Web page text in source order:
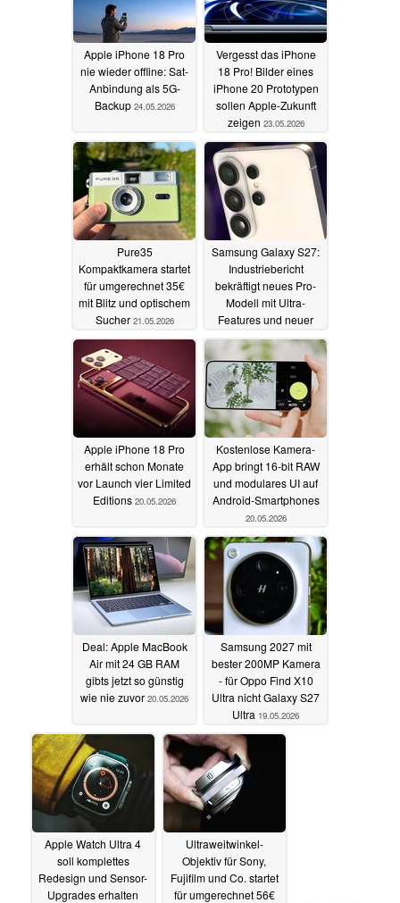
Apple iPhone 18 Pro
nie wieder offline: Sat-
Anbindung als 5G-
Backup 24.05.2026
Vergesst das iPhone
18 Pro! Bilder eines
iPhone 20 Prototypen
sollen Apple-Zukunft
zeigen 23.05.2026
Pure35
Kompaktkamera startet
für umgerechnet 35€
mit Blitz und optischem
Sucher 21.05.2026
Samsung Galaxy S27:
Industriebericht
bekräftigt neues Pro-
Modell mit Ultra-
Features und neuer
Größe21.05.2026
Apple iPhone 18 Pro
erhält schon Monate
vor Launch vier Limited
Editions 20.05.2026
Kostenlose Kamera-
App bringt 16-bit RAW
und modulares UI auf
Android-Smartphones
20.05.2026
Deal: Apple MacBook
Air mit 24 GB RAM
gibts jetzt so günstig
wie nie zuvor 20.05.2026
Samsung 2027 mit
bester 200MP Kamera
- für Oppo Find X10
Ultra nicht Galaxy S27
Ultra 19.05.2026
Apple Watch Ultra 4
soll komplettes
Redesign und Sensor-
Upgrades erhalten
Ultraweitwinkel-
Objektiv für Sony,
Fujifilm und Co. startet
für umgerechnet 56€